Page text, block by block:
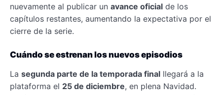
nuevamente al publicar un avance oficial de los
capítulos restantes, aumentando la expectativa por el
cierre de la serie.
Cuándo se estrenan los nuevos episodios
La segunda parte de la temporada final llegará a la
plataforma el 25 de diciembre, en plena Navidad.